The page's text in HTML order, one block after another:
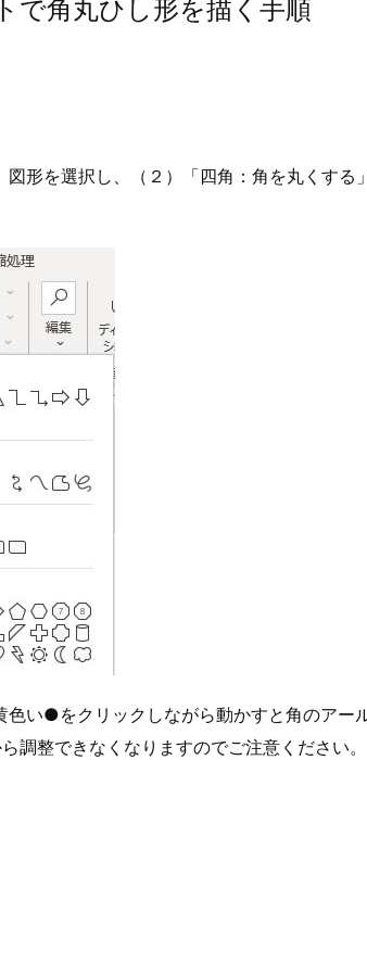
で角丸ひし形を描く手順
図形を選択し、（２）「四角：角を丸くする